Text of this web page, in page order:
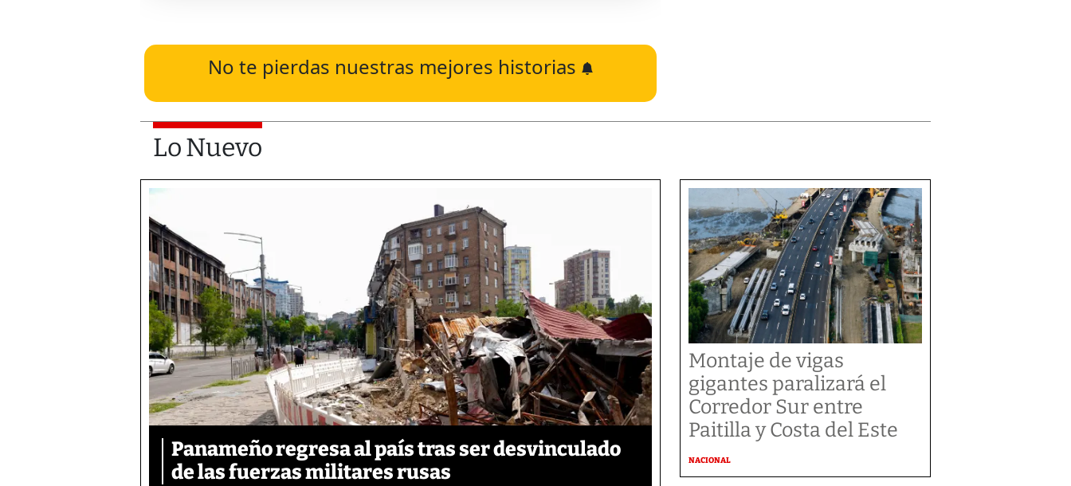
No te pierdas nuestras mejores historias
Lo Nuevo
Panameño regresa al país tras ser desvinculado
de las fuerzas militares rusas
Montaje de vigas
gigantes paralizará el
Corredor Sur entre
Paitilla y Costa del Este
NACIONAL